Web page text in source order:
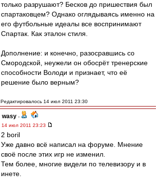
только разрушают? Бесков до пришествия был
спартаковцем? Однако оглядываясь именно на
его футбольные идеалы все воспринимают
Спартак. Как эталон стиля.
Дополнение: и конечно, разосравшись со
Смородской, неужели он обосрёт тренерские
способности Володи и признает, что её
решение было верным?
Редактировалось 14 июл 2011 23:30
wasy -
14 июл 2011 23:23
2 boril
Уже давно всё написал на форуме. Мнение
своё после этих игр не изменил.
Тем более, многие видели по телевизору и в
инете.